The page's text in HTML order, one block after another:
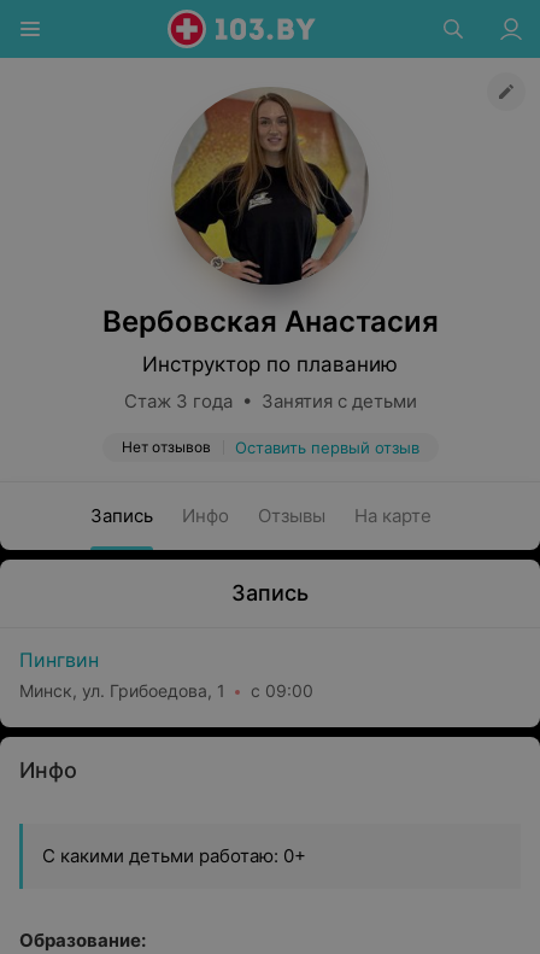
Вербовская Анастасия
Инструктор по плаванию
Стаж 3 года • Занятия с детьми
Нет отзывов Оставить первый отзыв
Запись Инфо Отзывы На карте
Запись
Пингвин
Минск, ул. Грибоедова, 1 с 09:00
Инфо
С какими детьми работаю: 0+
Образование: